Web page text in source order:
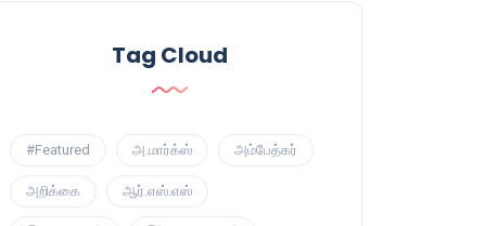
Tag Cloud
#Featured அ.மார்க்ஸ் அம்பேத்கர்
அறிக்கை ஆர்.எஸ்.எஸ்